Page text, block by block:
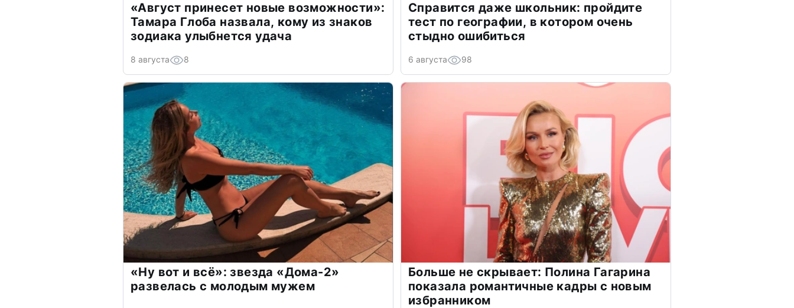
«Август принесет новые возможности»:
Тамара Глоба назвала, кому из знаков
зодиака улыбнется удача
8 августа 8
Справится даже школьник: пройдите
тест по географии, в котором очень
стыдно ошибиться
6 августа 98
«Ну вот и всё»: звезда «Дома-2»
развелась с молодым мужем
Больше не скрывает: Полина Гагарина
показала романтичные кадры с новым
избранником